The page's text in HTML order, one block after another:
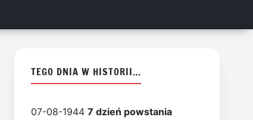
TEGO DNIA W HISTORII…
07-08-19447 dzień powstania